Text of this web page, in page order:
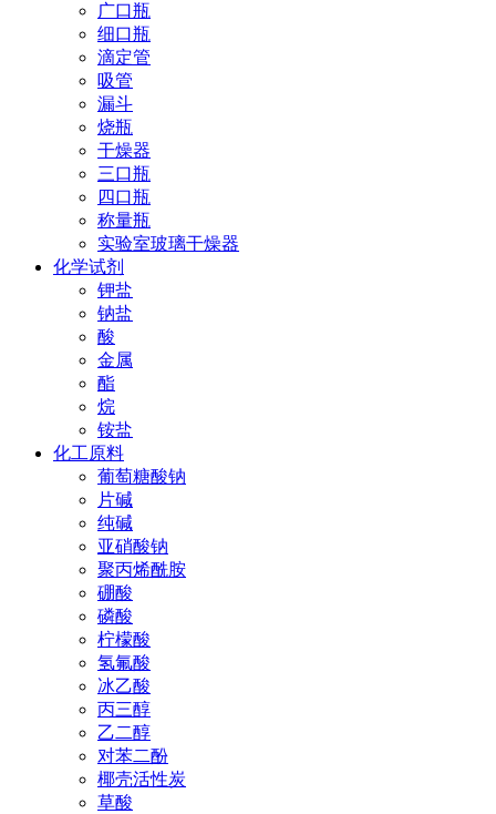
广口瓶
细口瓶
滴定管
吸管
漏斗
烧瓶
干燥器
三口瓶
四口瓶
称量瓶
实验室玻璃干燥器
化学试剂
钾盐
钠盐
酸
金属
酯
烷
铵盐
化工原料
葡萄糖酸钠
片碱
纯碱
亚硝酸钠
聚丙烯酰胺
硼酸
磷酸
柠檬酸
氢氟酸
冰乙酸
丙三醇
乙二醇
对苯二酚
椰壳活性炭
草酸